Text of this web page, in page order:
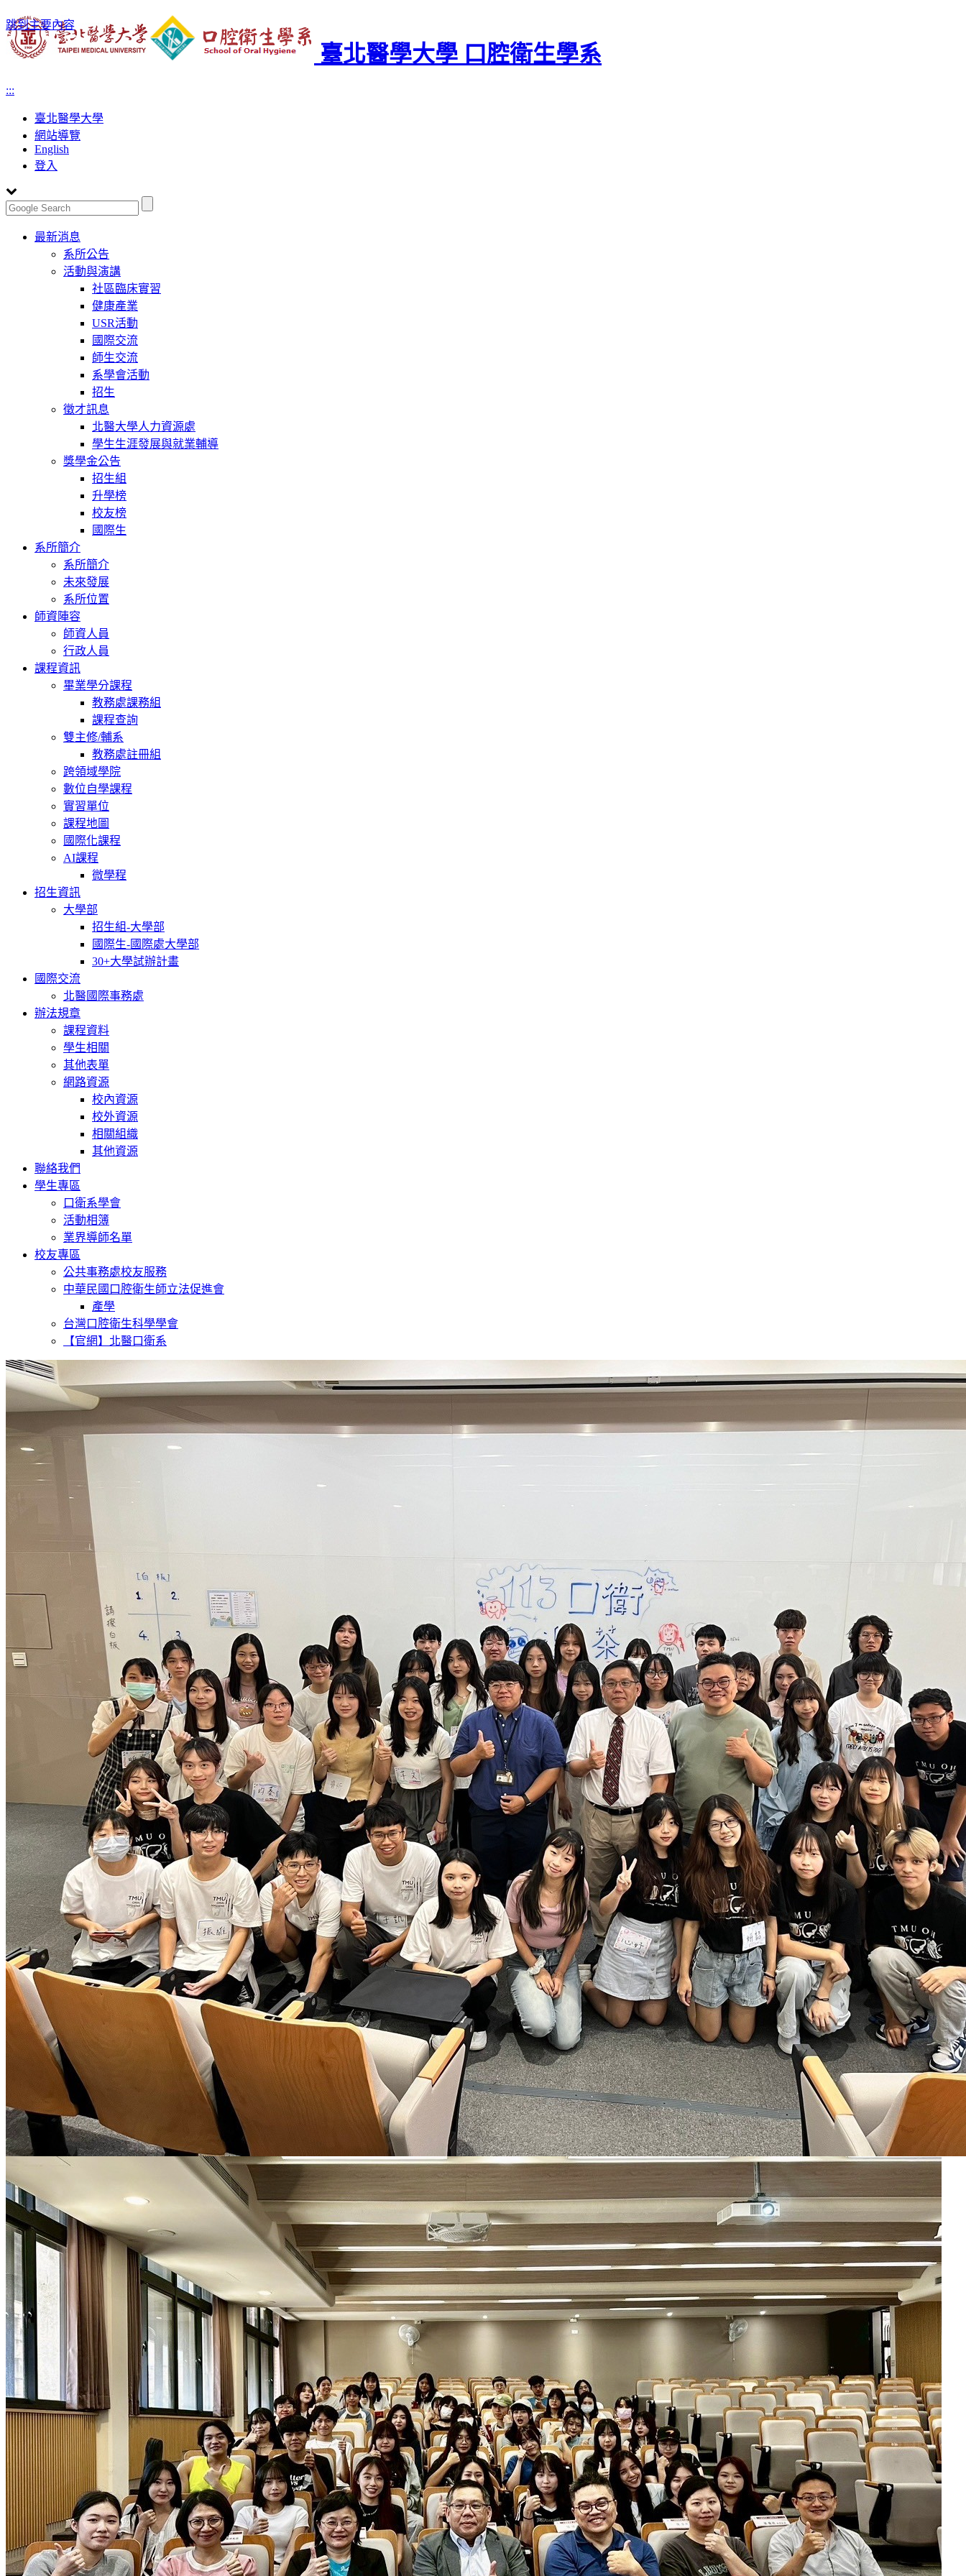
跳到主要內容
臺北醫學大學 口腔衛生學系
:::
臺北醫學大學
網站導覽
English
登入
Toggle
navigation
最新消息
系所公告
活動與演講
社區臨床實習
健康產業
USR活動
國際交流
師生交流
系學會活動
招生
徵才訊息
北醫大學人力資源處
學生生涯發展與就業輔導
獎學金公告
招生組
升學榜
校友榜
國際生
系所簡介
系所簡介
未來發展
系所位置
師資陣容
師資人員
行政人員
課程資訊
畢業學分課程
教務處課務組
課程查詢
雙主修/輔系
教務處註冊組
跨領域學院
數位自學課程
實習單位
課程地圖
國際化課程
AI課程
微學程
招生資訊
大學部
招生組-大學部
國際生-國際處大學部
30+大學試辦計畫
國際交流
北醫國際事務處
辦法規章
課程資料
學生相關
其他表單
網路資源
校內資源
校外資源
相關組織
其他資源
聯絡我們
學生專區
口衛系學會
活動相簿
業界導師名單
校友專區
公共事務處校友服務
中華民國口腔衛生師立法促進會
產學
台灣口腔衛生科學學會
【官網】北醫口衛系